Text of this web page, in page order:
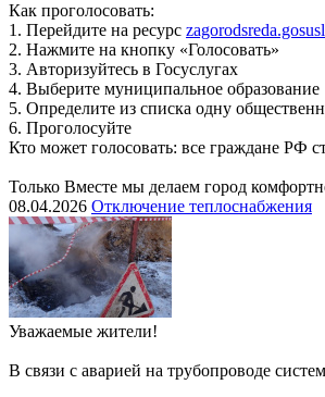
Как проголосовать:
1. Перейдите на ресурс
2. Нажмите на кнопку «Голосовать»
3. Авторизуйтесь в Госуслугах
4. Выберите муниципальное образование
5. Определите из списка одну
6. Проголосуйте
Кто может голосовать: все граждане РФ
Только Вместе мы делаем город
08.04.2026 Отключение теплоснабжения
Уважаемые жители!
В связи с аварией на трубопроводе